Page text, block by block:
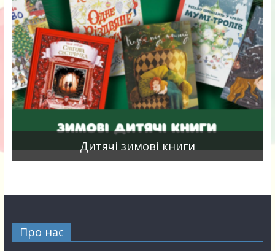
Дитячі зимові книги
Про нас